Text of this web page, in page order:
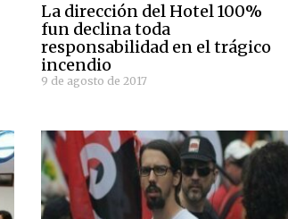
La dirección del Hotel 100%
fun declina toda
responsabilidad en el trágico
incendio
9 de agosto de 2017